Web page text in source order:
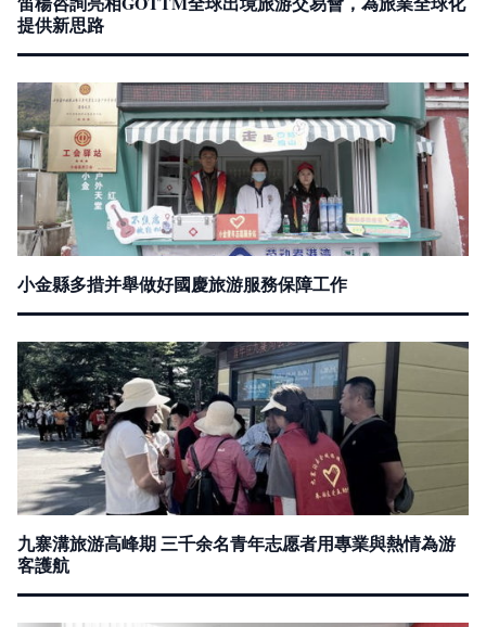
提供新思路
小金縣多措并舉做好國慶旅游服務保障工作
九寨溝旅游高峰期 三千余名青年志愿者用專業與熱情為游
客護航